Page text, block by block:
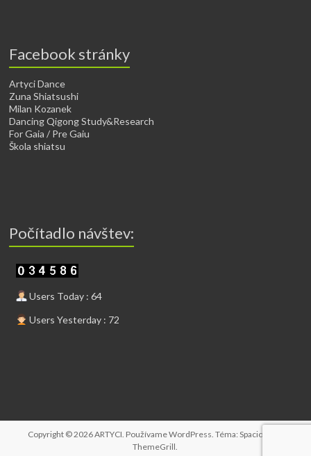
Facebook stránky
Artyci Dance
Zuna Shiatsushi
Milan Kozanek
Dancing Qigong Study&Research
For Gaia / Pre Gaiu
Škola shiatsu
Počítadlo návštev:
Users Today : 64
Users Yesterday : 72
Copyright © 2026ARTYCI . PoužívameWordPress . Téma: Spacious od
ThemeGrill